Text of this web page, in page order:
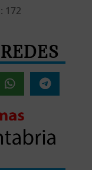
172